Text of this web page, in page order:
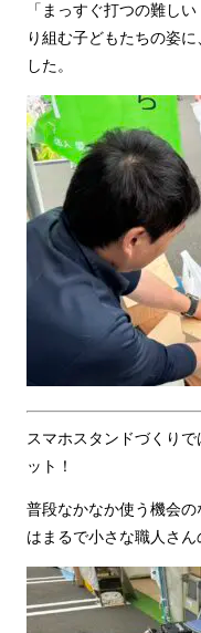
「まっすぐ打つの難し
り組む子どもたちの姿
した。
スマホスタンドづくりで
ット！
普段なかなか使う機会
はまるで小さな職人さん